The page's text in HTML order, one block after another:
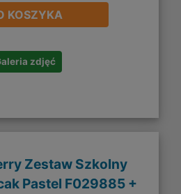
KOSZYKA
zdjęć
Zestaw Szkolny
Pastel F029885 +